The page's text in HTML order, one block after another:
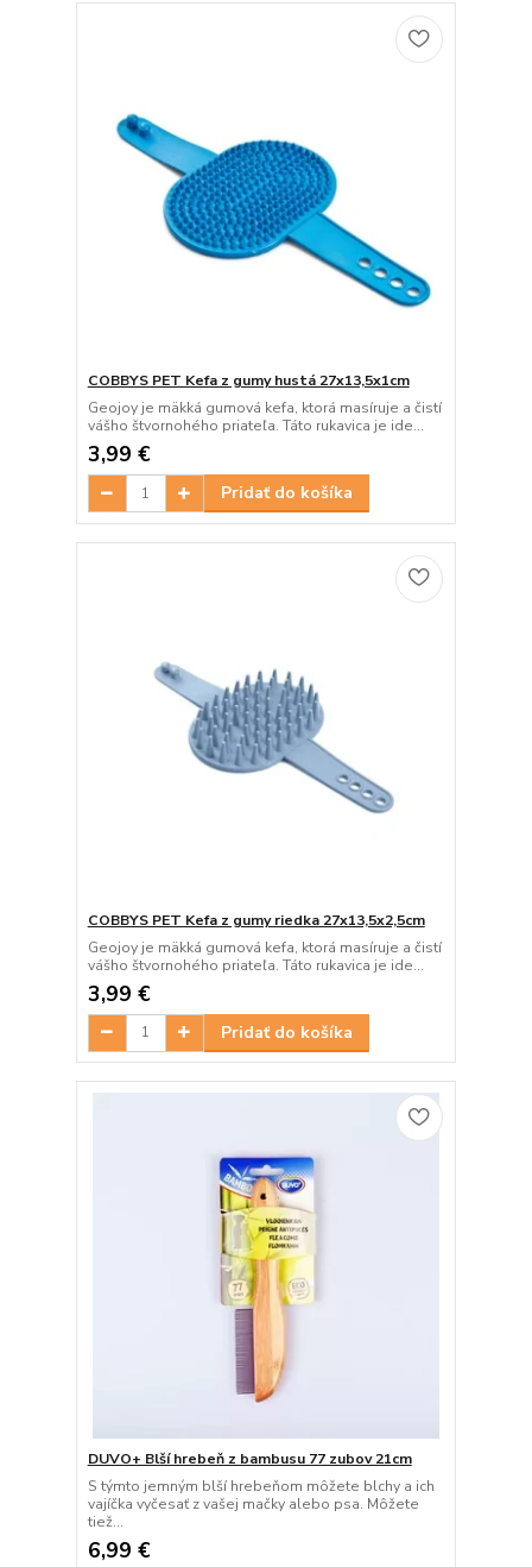
COBBYS PET Kefa z gumy hustá 27x13,5x1cm
Geojoy je mäkká gumová kefa, ktorá masíruje a čistí
vášho štvornohého priateľa. Táto rukavica je ide...
3,99 €
Pridať do košíka
COBBYS PET Kefa z gumy riedka 27x13,5x2,5cm
Geojoy je mäkká gumová kefa, ktorá masíruje a čistí
vášho štvornohého priateľa. Táto rukavica je ide...
3,99 €
Pridať do košíka
DUVO+ Blší hrebeň z bambusu 77 zubov 21cm
S týmto jemným blší hrebeňom môžete blchy a ich
vajíčka vyčesať z vašej mačky alebo psa. Môžete
tiež...
6,99 €